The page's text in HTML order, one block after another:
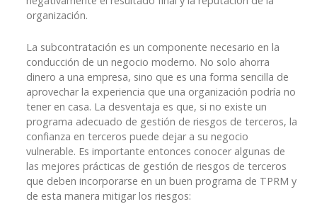
organización.
La subcontratación es un componente necesario en la
conducción de un negocio moderno. No solo ahorra
dinero a una empresa, sino que es una forma sencilla de
aprovechar la experiencia que una organización podría no
tener en casa. La desventaja es que, si no existe un
programa adecuado de gestión de riesgos de terceros, la
confianza en terceros puede dejar a su negocio
vulnerable. Es importante entonces conocer algunas de
las mejores prácticas de gestión de riesgos de terceros
que deben incorporarse en un buen programa de TPRM y
de esta manera mitigar los riesgos: